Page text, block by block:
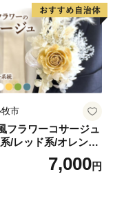
市
フラワーコサージュ
/レッド系/オレンジ
ト系/イエロー系/グ
/ブルー系）7,000円